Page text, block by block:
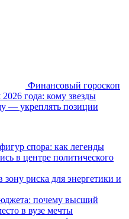
Финансовый гороскоп
года: кому звезды
— укреплять позиции
спора: как легенды
в центре политического
риска для энергетики и
почему высший
в вузе мечты